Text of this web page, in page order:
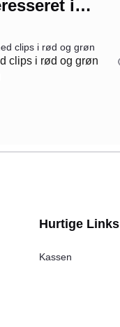
i…
clips i rød og grøn
Hurtige Links
Kassen